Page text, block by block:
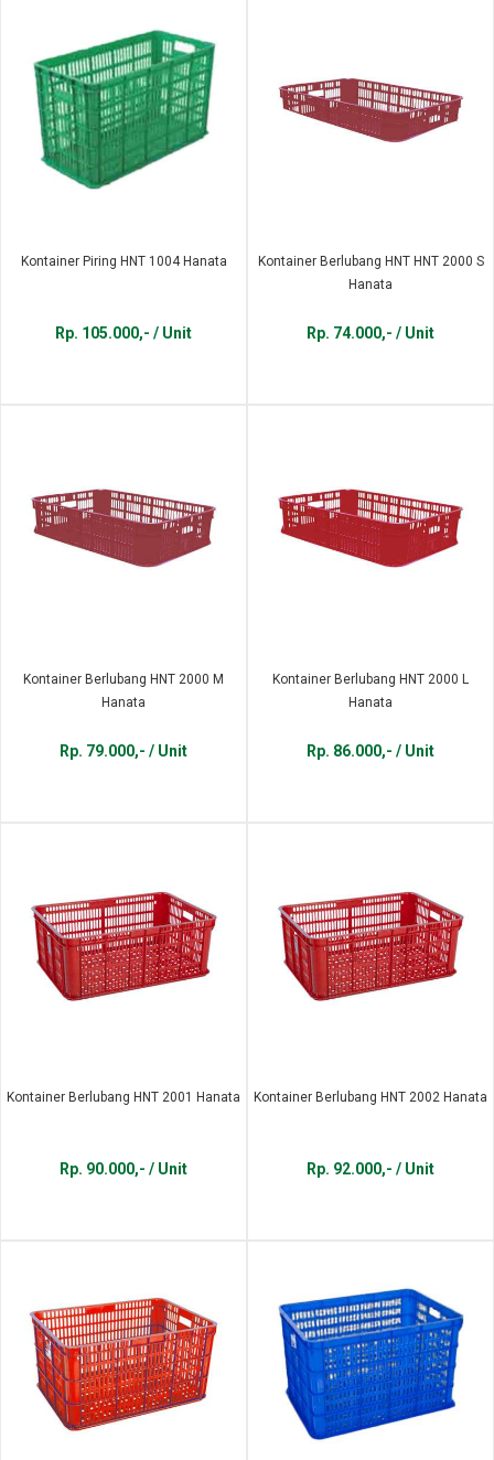
Kontainer Piring HNT 1004 Hanata
Rp. 105.000,- / Unit
Kontainer Berlubang HNT HNT 2000 S
Hanata
Rp. 74.000,- / Unit
Kontainer Berlubang HNT 2000 M
Hanata
Rp. 79.000,- / Unit
Kontainer Berlubang HNT 2000 L
Hanata
Rp. 86.000,- / Unit
Kontainer Berlubang HNT 2001 Hanata
Rp. 90.000,- / Unit
Kontainer Berlubang HNT 2002 Hanata
Rp. 92.000,- / Unit